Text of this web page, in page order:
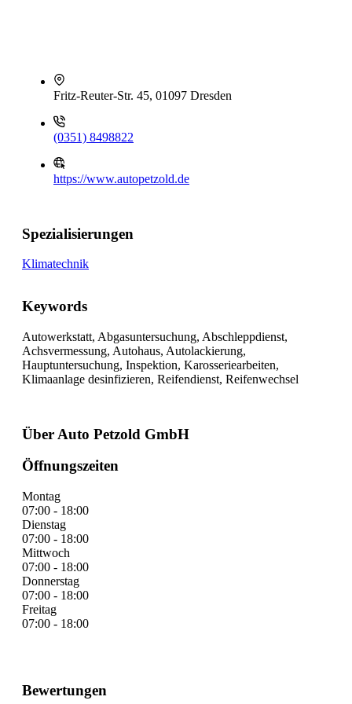
Fritz-Reuter-Str. 45, 01097 Dresden
(0351) 8498822
https://www.autopetzold.de
Spezialisierungen
Klimatechnik
Keywords
Autowerkstatt, Abgasuntersuchung, Abschleppdienst,
Achsvermessung, Autohaus, Autolackierung,
Hauptuntersuchung, Inspektion, Karosseriearbeiten,
Klimaanlage desinfizieren, Reifendienst, Reifenwechsel
Über Auto Petzold GmbH
Öffnungszeiten
Montag
07:00 - 18:00
Dienstag
07:00 - 18:00
Mittwoch
07:00 - 18:00
Donnerstag
07:00 - 18:00
Freitag
07:00 - 18:00
Bewertungen